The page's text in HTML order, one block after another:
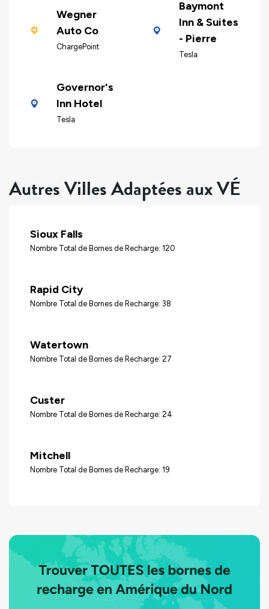
Wegner
Auto Co
ChargePoint
Baymont
Inn & Suites
- Pierre
Tesla
Governor's
Inn Hotel
Tesla
Autres Villes Adaptées aux VÉ
Sioux Falls
Nombre Total de Bornes de Recharge: 120
Rapid City
Nombre Total de Bornes de Recharge: 38
Watertown
Nombre Total de Bornes de Recharge: 27
Custer
Nombre Total de Bornes de Recharge: 24
Mitchell
Nombre Total de Bornes de Recharge: 19